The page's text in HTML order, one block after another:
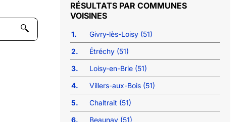
COMMUNES
VOISINES
1.
Givry-lès-Loisy (51)
2.
Étréchy (51)
3.
Loisy-en-Brie (51)
4.
Villers-aux-Bois (51)
5.
Chaltrait (51)
6.
Beaunay (51)